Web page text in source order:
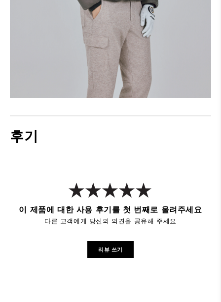
후기
이 제품에 대한 사용 후기를 첫 번째로 올려주세요
다른 고객에게 당신의 의견을 공유해 주세요
리뷰 쓰기